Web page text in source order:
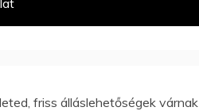
friss álláslehetőségek várnak